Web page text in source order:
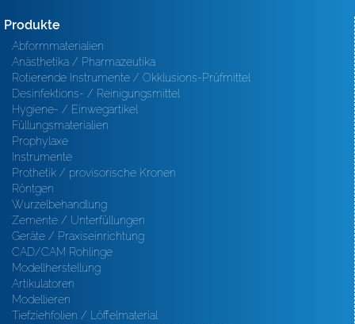
Produkte
Abformmaterialien
Anästhetika / Pharmazeutika
Rotierende Instrumente / Okklusions-Prüfmittel
Desinfektions- / Reinigungsmittel
Hygiene- / Einwegartikel
Füllungsmaterialien
Prophylaxe
Instrumente
Prothetik / provisorische Kronen
Röntgen
Wurzelbehandlung
Zemente / Unterfüllungen
Geräte / Praxiseinrichtung
CAD/CAM Rohlinge
Modellherstellung
Artikulatoren
Modellieren
Tiefziehfolien / Löffelmaterial